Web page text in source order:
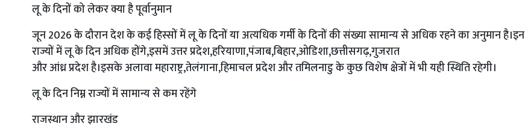
लू के दिनों को लेकर क्या है पूर्वानुमान
जून 2026 के दौरान देश के कई हिस्सों में लू के दिनों या अत्यधिक गर्मी के दिनों की संख्या सामान्य से अधिक रहने का अनुमान है।इन
राज्यों में लू के दिन अधिक होंगे,इसमें उत्तर प्रदेश,हरियाणा,पंजाब,बिहार,ओडिशा,छत्तीसगढ़,गुजरात
और आंध्र प्रदेश है।इसके अलावा महाराष्ट्र,तेलंगाना,हिमाचल प्रदेश और तमिलनाडु के कुछ विशेष क्षेत्रों में भी यही स्थिति रहेगी।
लू के दिन निम्न राज्यों में सामान्य से कम रहेंगे
राजस्थान और झारखंड